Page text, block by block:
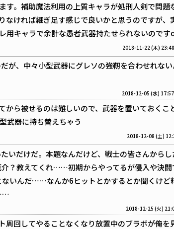
す。補助魔法利用の上質キャラが処刑人剣で問題
なければ継ぎ足す感じで良いかと思うのですが、
用キャラで余計な愚者武器持たせられないのです
2018-11-22 (木)
が、中々小型武器にグレソの強靭を合わせれな
2018-12-05 (水)
から被せるのは難しいので、武器を置いておくこ
武器に持ち替えちゃう
2018-12-08 (土)
いだけだ。本題なんだけど、戦士の皆さんから
？教えてくれ……初期からやってるが侵入や決闘
ないんだ……なんか6ヒットとかするとか聞くけど
2018-12-25 (火)
周回してやることなくなり放置中のブラボが俺を